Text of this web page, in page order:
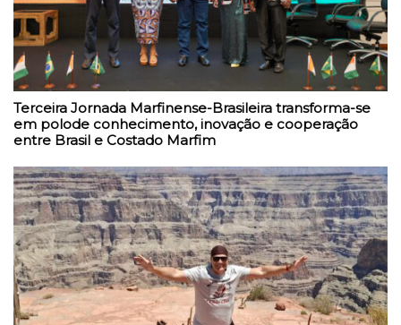
Terceira Jornada Marfinense-Brasileira transforma-se
em polode conhecimento, inovação e cooperação
entre Brasil e Costado Marfim